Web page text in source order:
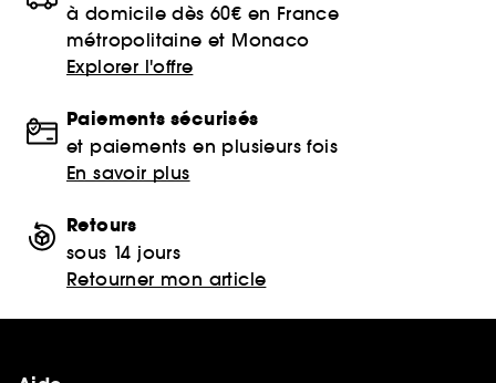
à domicile dès 60€ en France
métropolitaine et Monaco
Explorer l'offre
Paiements sécurisés
et paiements en plusieurs fois
En savoir plus
Retours
sous 14 jours
Retourner mon article